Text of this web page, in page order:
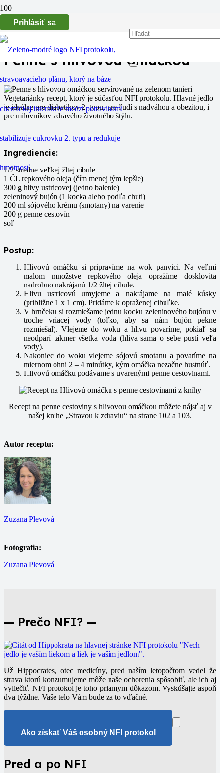
Prihlásiť sa
Penne s hlivovou omáčkou
Ingrediencie:
1/2 stredne veľkej žltej cibule
1 ČL repkového oleja (čím menej tým lepšie)
300 g hlivy ustricovej (jedno balenie)
zeleninový bujón (1 kocka alebo podľa chuti)
200 ml sójového krému (smotany) na varenie
200 g penne cestovín
soľ
Postup:
Hlivovú omáčku si pripravíme na wok panvici. Na veľmi
malom množstve repkového oleja opražíme dosklovita
nadrobno nakrájanú 1/2 žltej cibule.
Hlivu ustricovú umyjeme a nakrájame na malé kúsky
(približne 1 x 1 cm). Pridáme k opraženej cibuľke.
V hrnčeku si rozmiešame jednu kocku zeleninového bujónu v
troche vriacej vody (toľko, aby sa nám bujón pekne
rozmiešal). Vlejeme do woku a hlivu povaríme, pokiaľ sa
neodparí takmer všetka voda (hliva sama o sebe pustí veľa
vody).
Nakoniec do woku vlejeme sójovú smotanu a povaríme na
miernom ohni 2 – 4 minútky, kým omáčka nezačne hustnúť.
Hlivovú omáčku podávame s uvarenými penne cestovinami.
Recept na penne cestoviny s hlivovou omáčkou môžete nájsť aj v
našej knihe „Stravou k zdraviu“ na strane 102 a 103.
Autor receptu:
Zuzana Plevová
Fotografia:
Zuzana Plevová
— Prečo NFI? —
Už Hippocrates, otec medicíny, pred naším letopočtom vedel že
strava ktorú konzumujeme môže naše ochorenia spôsobiť, ale ich aj
vyliečiť. NFI protokol je toho priamym dôkazom. Vyskúšajte aspoň
dva týždne. Vaše telo Vám bude za to vďačné.
Ako získať Váš osobný NFI protokol
Pred a po NFI